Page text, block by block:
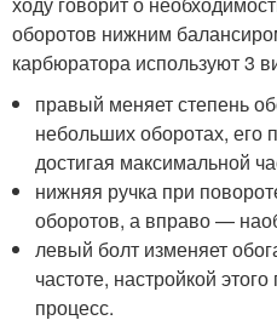
оборотов нижним
карбюратора используют 3
правый меняет степень
небольших оборотах, его
достигая максимальной
нижняя ручка при
оборотов, а вправо —
левый болт изменяет
частоте, настройкой
процесс.